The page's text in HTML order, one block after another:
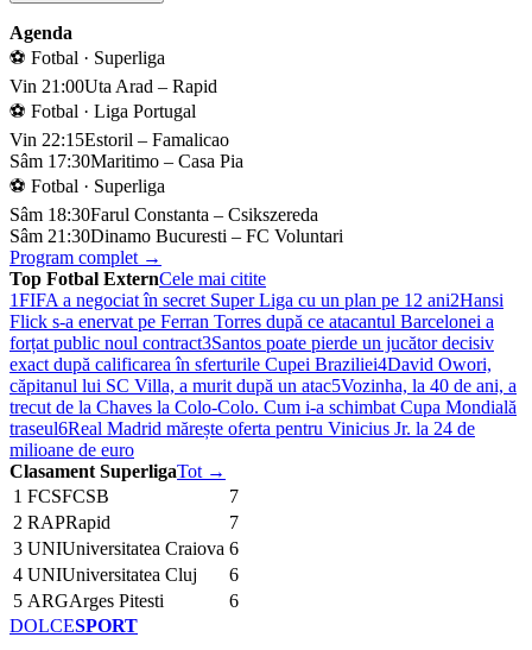
Agenda
⚽ Fotbal · Superliga
Vin 21:00Uta Arad – Rapid
⚽ Fotbal · Liga Portugal
Vin 22:15Estoril – Famalicao
Sâm 17:30Maritimo – Casa Pia
⚽ Fotbal · Superliga
Sâm 18:30Farul Constanta – Csikszereda
Sâm 21:30Dinamo Bucuresti – FC Voluntari
Program complet →
Top Fotbal ExternCele mai citite
1FIFA a negociat în secret Super Liga cu un plan pe 12 ani2Hansi
Flick s-a enervat pe Ferran Torres după ce atacantul Barcelonei a
forțat public noul contract3Santos poate pierde un jucător decisiv
exact după calificarea în sferturile Cupei Braziliei4David Owori,
căpitanul lui SC Villa, a murit după un atac5Vozinha, la 40 de ani, a
trecut de la Chaves la Colo-Colo. Cum i-a schimbat Cupa Mondială
traseul6Real Madrid mărește oferta pentru Vinicius Jr. la 24 de
milioane de euro
Clasament SuperligaTot →
1 FCSFCSB
7
2 RAPRapid
7
3 UNIUniversitatea Craiova 6
4 UNIUniversitatea Cluj
6
5 ARGArges Pitesti
6
DOLCESPORT